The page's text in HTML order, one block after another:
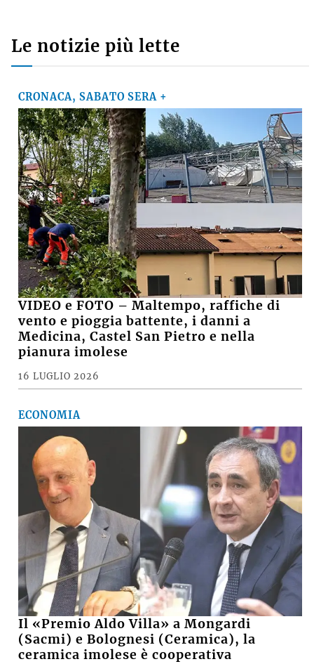
Le notizie più lette
CRONACA, SABATO SERA +
VIDEO e FOTO – Maltempo, raffiche di
vento e pioggia battente, i danni a
Medicina, Castel San Pietro e nella
pianura imolese
16 LUGLIO 2026
ECONOMIA
Il «Premio Aldo Villa» a Mongardi
(Sacmi) e Bolognesi (Ceramica), la
ceramica imolese è cooperativa